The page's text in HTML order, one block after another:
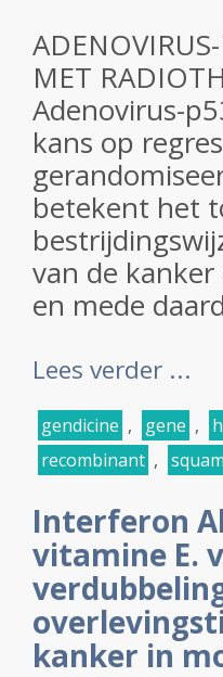
MET
Adenovirus-
kans op
betekent het
van de
en mede
Lees verder ...
gendicine , gene ,
recombinant ,
Interferon
vitamine E.
kanker in